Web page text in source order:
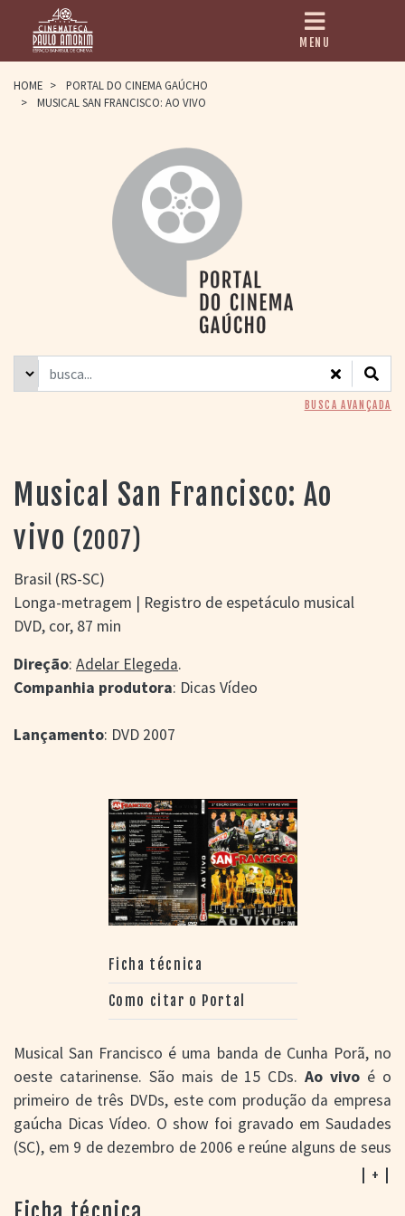
HOME
PAULO AMORIM
> HOMENAGEADOS
> EQUIPE
> ASSOCIAÇÃO DOS
> BIBLIOTECA
ROMEU GRIMALDI
> GRADE SEMANAL
> PREÇOS E
DESCONTOS
CINEMA GAÚCHO
> APRESENTAÇÃO
> BUSCA AVANÇADA
> FILMOGRAFIAS DE
CINEASTAS
> DISCOGRAFIAS
> BIBLIOGRAFIAS
CONTATO E
LOCALIZAÇÃO
MENU
HOME >
PORTAL DO CINEMA GAÚCHO
>
MUSICAL SAN FRANCISCO: AO VIVO
BUSCA AVANÇADA
Musical San Francisco: Ao
vivo (2007)
Brasil (RS-SC)
Longa-metragem | Registro de espetáculo musical
DVD, cor, 87 min
Direção: Adelar Elegeda.
Companhia produtora: Dicas Vídeo
Lançamento: DVD 2007
Ficha técnica
Como citar o Portal
Musical San Francisco é uma banda de Cunha Porã, no
oeste catarinense. São mais de 15 CDs.Ao vivo é o
primeiro de três DVDs, este com produção da empresa
gaúcha Dicas Vídeo. O show foi gravado em Saudades
(SC), em 9 de dezembro de 2006 e reúne alguns de seus
maiores sucessos como "O Amigo" e "Diga locutor". As
canções têm como tema predominante problemas de
| + |